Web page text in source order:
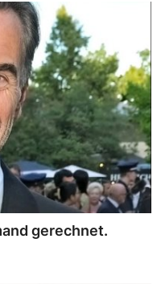
gerechnet.